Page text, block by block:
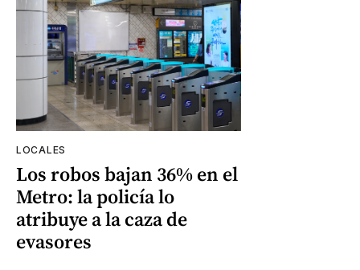
LOCALES
Los robos bajan 36% en el
Metro: la policía lo
atribuye a la caza de
evasores